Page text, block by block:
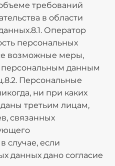
требований
в области
Оператор
персональных
возможные меры,
данным
Персональные
ни при каких
третьим лицам,
связанных
случае, если
данных дано согласие